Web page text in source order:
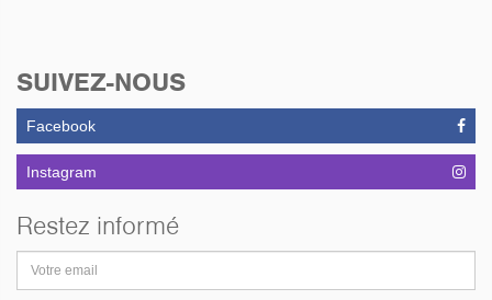
SUIVEZ-NOUS
Facebook
Instagram
Restez informé
email